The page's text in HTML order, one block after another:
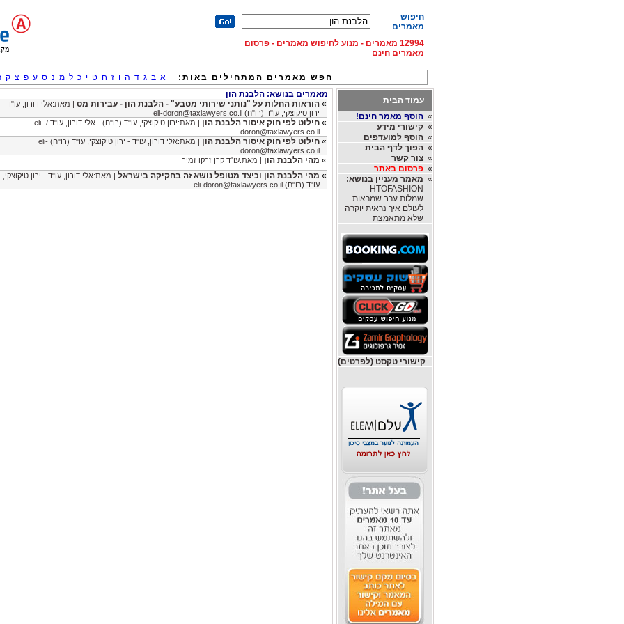
חיפוש
מאמרים
12994 מאמרים - מנוע לחיפוש מאמרים - פרסום
מאמרים חינם
חפש מאמרים המתחילים באות: א ב ג ד ה ו ז ח ט י כ ל מ נ ס ע פ צ ק
עמוד הבית
»הוסף מאמר חינם!
»קישורי מידע
»הוסף למועדפים
»הפוך לדף הבית
»צור קשר
»פרסום באתר
» מאמר מעניין בנושא:
HTOFASHION –
שמלות ערב שמראות
לעולם איך נראית יוקרה
שלא מתאמצת
קישורי טקסט (לפרטים)
מאמרים בנושא: הלבנת הון
» הוראות החלות על "נותני שירותי מטבע" - הלבנת הון - עבירות מס | מאת:אלי דורון, עו"ד -
ירון טיקוצקי, עו"ד (רו"ח) eli-doron@taxlawyers.co.il
» חילוט לפי חוק איסור הלבנת הון | מאת:ירון טיקוצקי, עו"ד (רו"ח) - אלי דורון, עו"ד / eli-
doron@taxlawyers.co.il
» חילוט לפי חוק איסור הלבנת הון | מאת:אלי דורון, עו"ד - ירון טיקוצקי, עו"ד (רו"ח) eli-
doron@taxlawyers.co.il
» מהי הלבנת הון | מאת:עו"ד קרן זרקו זמיר
» מהי הלבנת הון וכיצד מטופל נושא זה בחקיקה בישראל | מאת:אלי דורון, עו"ד - ירון טיקוצקי,
עו"ד (רו"ח) eli-doron@taxlawyers.co.il